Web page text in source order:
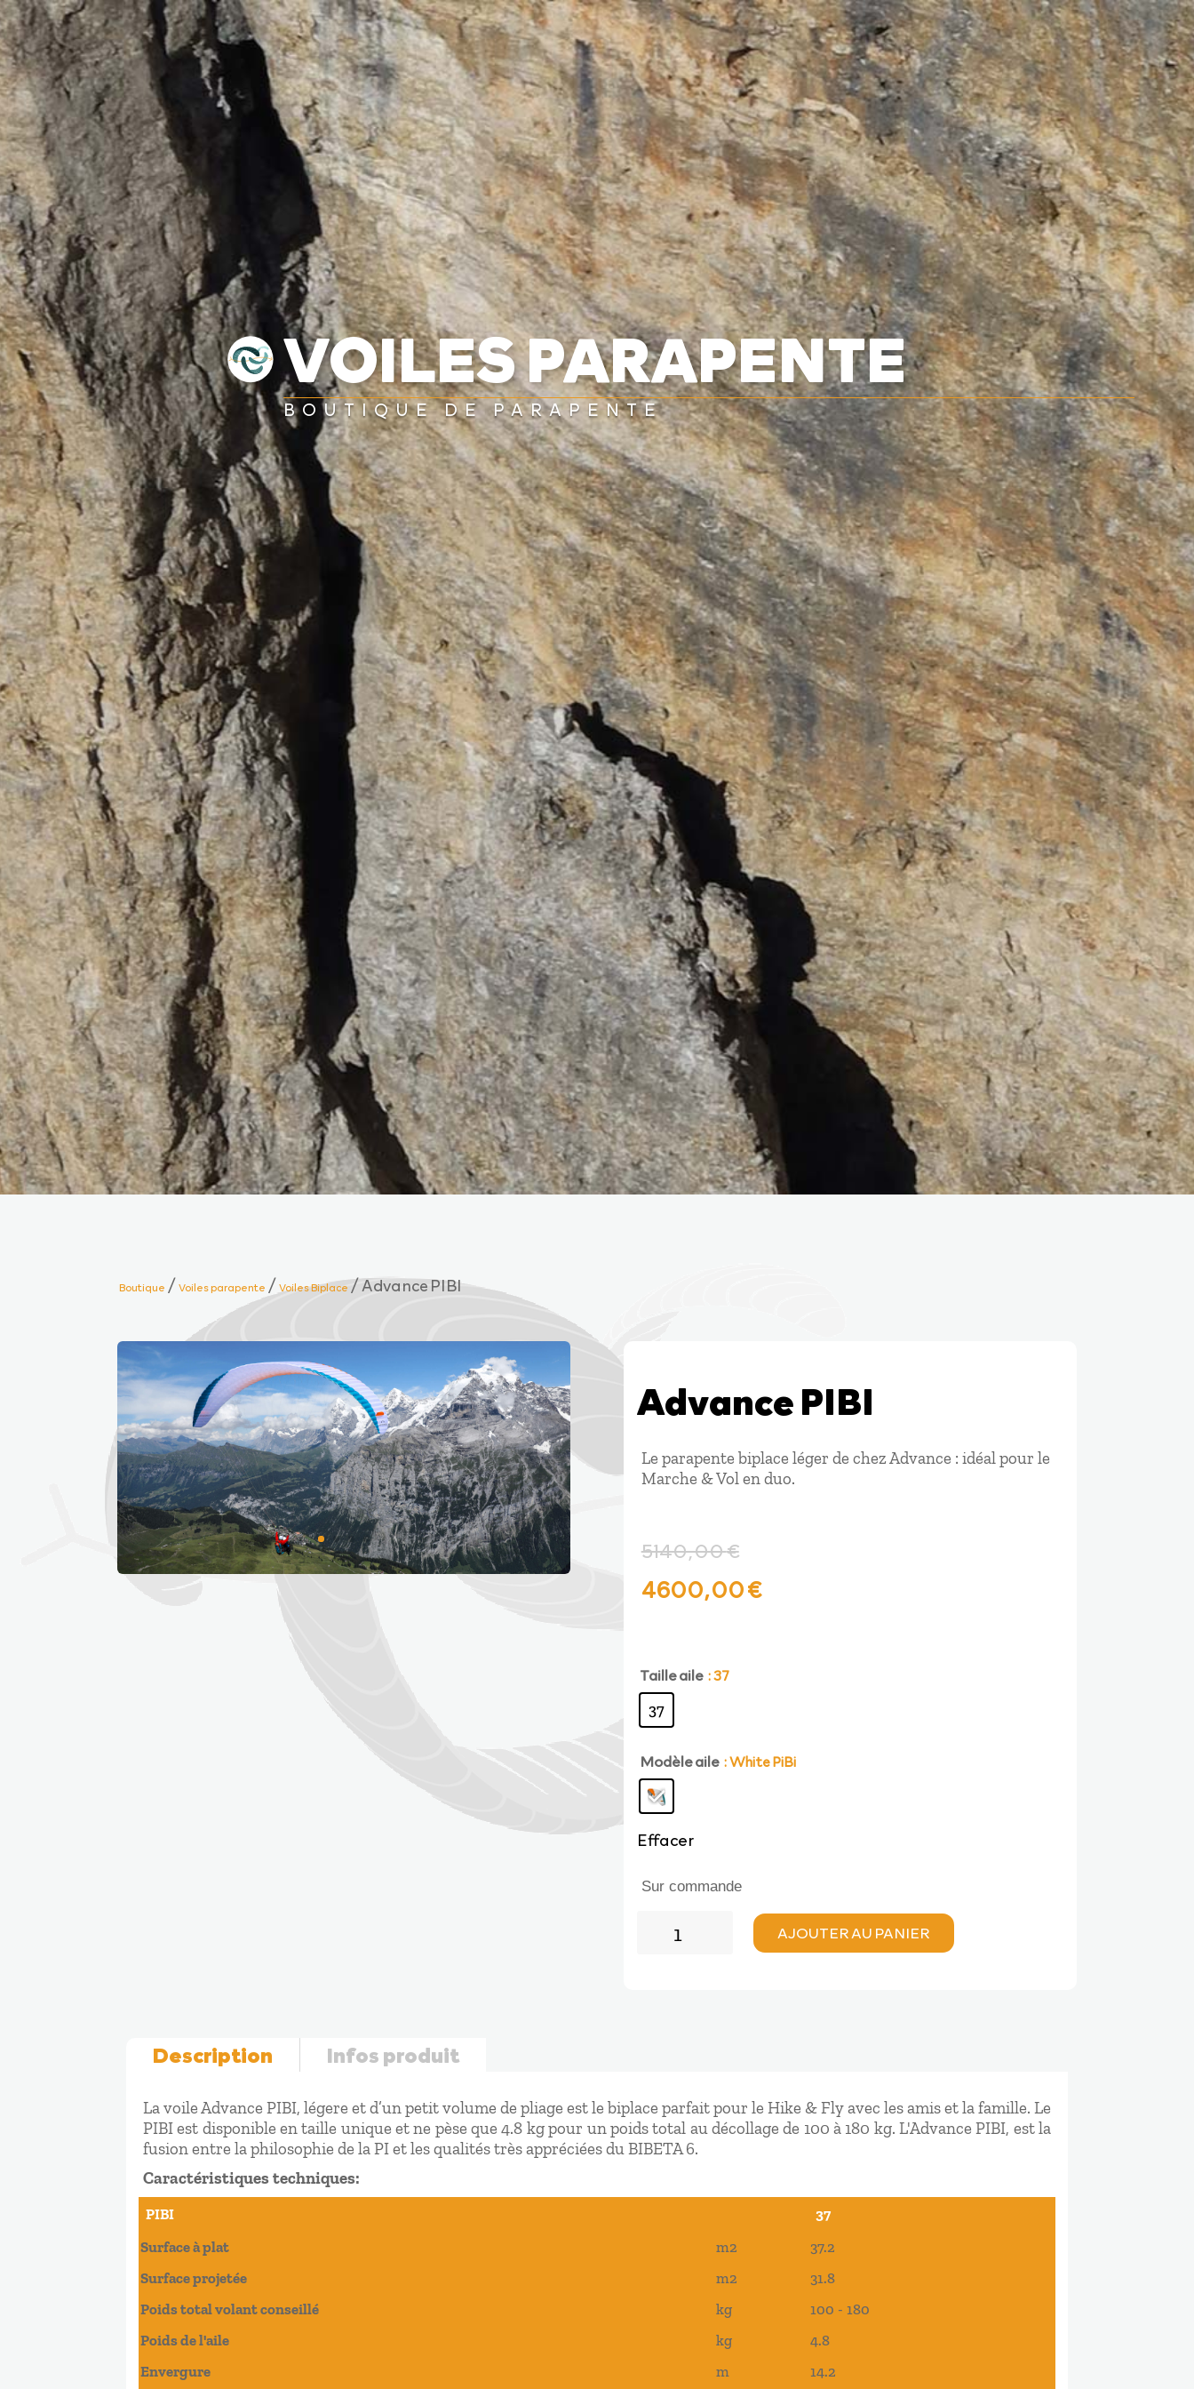
BAPTÊMES STAGES BONS CADEAUX BOUTIQUE BLOG CONTACT   
VOILES SELLETTES PARACHUTES CASQUES RADIOS ALTI VARIO GPS ACCESSOIRES OCCASIONS VÊTEMENTS SACS & RANGEMENT
VOILES PARAPENTE
BOUTIQUE DE PARAPENTE
Boutique /Voiles parapente /Voiles Biplace/ Advance PIBI
Advance PIBI
Le parapente biplace léger de chez Advance : idéal pour le
Marche & Vol en duo.
5140,00€
Le
initial
était :
5140,00 €.
4600,00€Le
4600,00 €.
Taille aile : 37
37
Modèle aile : White PiBi
Effacer
Sur commande
AJOUTER AU PANIER
Description Infos produit
La voile Advance PIBI, légere et d’un petit volume de pliage est le biplace parfait pour le Hike & Fly avec les amis et la famille. Le
PIBI est disponible en taille unique et ne pèse que 4.8 kg pour un poids total au décollage de 100 à 180 kg. L'Advance PIBI, est la
fusion entre la philosophie de la PI et les qualités très appréciées du BIBETA 6.
Caractéristiques techniques:
PIBI
37
PIBI
37
Surface à plat m2
37.2
Surface projetée
m2
31.8
Poids total volant conseillé
kg
100 - 180
Poids de l'aile
kg
4.8
Envergure
m 14.2